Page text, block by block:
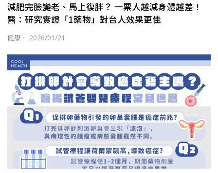
減肥完臉變老、馬上復胖？ 一票人越減身體越差！
醫：研究實證「1藥物」對台人效果更佳
健康 · 2026/01/21